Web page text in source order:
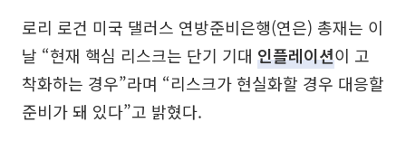
로리 로건 미국 댈러스 연방준비은행(연은) 총재는 이
날 “현재 핵심 리스크는 단기 기대 인플레이션이 고
착화하는 경우”라며 “리스크가 현실화할 경우 대응할
준비가 돼 있다”고 밝혔다.